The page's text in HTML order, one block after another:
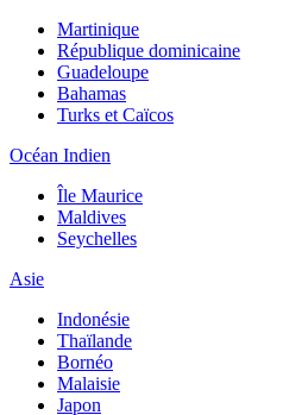
Martinique
République dominicaine
Guadeloupe
Bahamas
Turks et Caïcos
Océan Indien
Île Maurice
Maldives
Seychelles
Asie
Indonésie
Thaïlande
Bornéo
Malaisie
Japon